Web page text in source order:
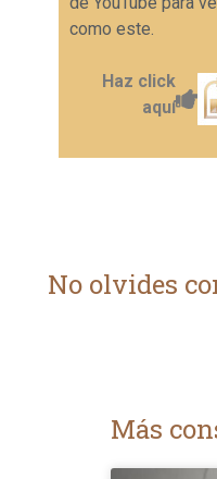
como este.
Haz click
aquí
No olvides
Más